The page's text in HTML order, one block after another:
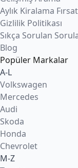
Aylık Kiralama
Gizlilik Politikası
Sıkça Sorulan
Blog
Popüler Markalar
A-L
Volkswagen
Mercedes
Audi
Skoda
Honda
Chevrolet
M-Z